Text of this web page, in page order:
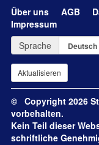
Über uns
AGB
Impressum
Sprache
© Copyright 2026
vorbehalten.
Kein Teil dieser
schriftliche